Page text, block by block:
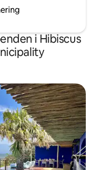
i Hibiscus